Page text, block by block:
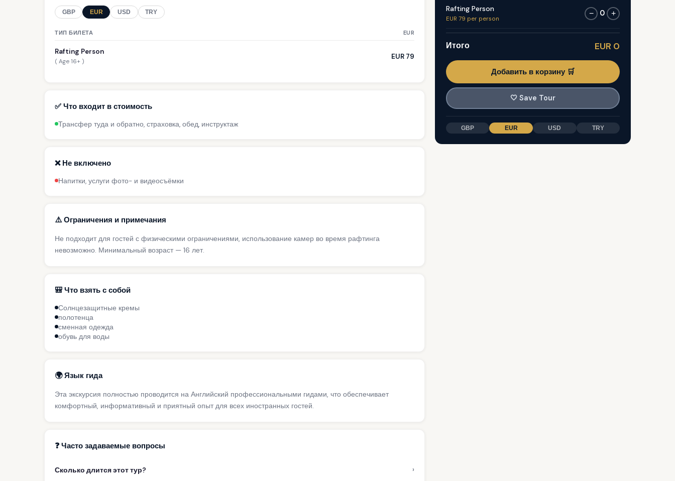
GBP EUR USD TRY
ТИП БИЛЕТА EUR
Rafting Person
( Age 16+ )
EUR 79
✅ Что входит в стоимость
Трансфер туда и обратно, страховка, обед, инструктаж
❌ Не включено
Напитки, услуги фото- и видеосъёмки
⚠️ Ограничения и примечания
Не подходит для гостей с физическими ограничениями, использование камер во время рафтинга
невозможно. Минимальный возраст — 16 лет.
🎒 Что взять с собой
Солнцезащитные кремы
полотенца
сменная одежда
обувь для воды
🌍 Язык гида
Эта экскурсия полностью проводится на Английский профессиональными гидами, что обеспечивает
комфортный, информативный и приятный опыт для всех иностранных гостей.
❓ Часто задаваемые вопросы
Сколько длится этот тур? ›
Rafting Person
EUR 79 per person
− 0 +
Итого EUR 0
Добавить в корзину 🛒
🤍 Save Tour
GBP EUR USD TRY